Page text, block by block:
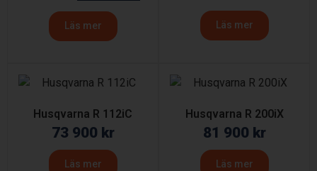
Läs mer Läs mer
Husqvarna R 112iC
73 900 kr
Läs mer
Husqvarna R 200iX
81 900 kr
Läs mer